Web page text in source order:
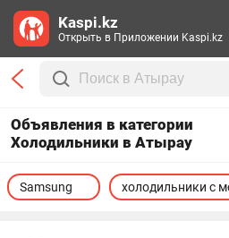
Объявления в категории
Холодильники в Атырау
Samsung холодильники с
Kaspi.kz
Открыть в Приложении Kaspi.kz